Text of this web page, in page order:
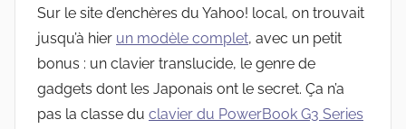
Sur le site d’enchères du Yahoo! local, on trouvait
jusqu’à hier un modèle complet, avec un petit
bonus : un clavier translucide, le genre de
gadgets dont les Japonais ont le secret. Ça n’a
pas la classe du clavier du PowerBook G3 Series